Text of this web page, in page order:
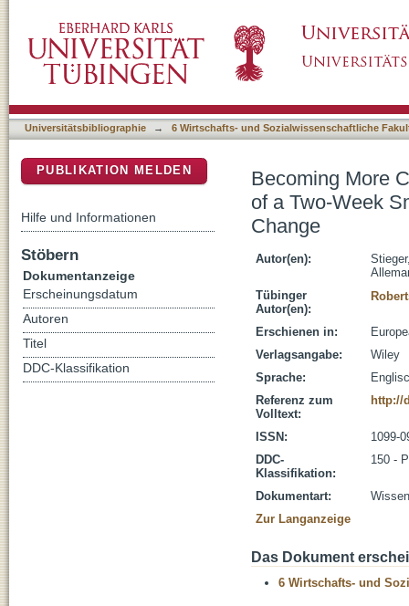
Based Intervention for Personality Change
Universitätsbibliographie → 6 Wirtschafts- und Sozialwissenschaftliche
Becoming More
of a Two-Week
Change
Autor(en):
Tübinger
Autor(en):
Erschienen in:
Verlagsangabe:
Wiley
Sprache:
Referenz zum
Volltext:
http://
ISSN:
1099-
DDC-
Klassifikation:
150 -
Dokumentart:
Zur Langanzeige
Das Dokument
6 Wirtschafts- und
PUBLIKATION MELDEN
Hilfe und Informationen
Stöbern
Dokumentanzeige
Erscheinungsdatum
Autoren
Titel
DDC-Klassifikation